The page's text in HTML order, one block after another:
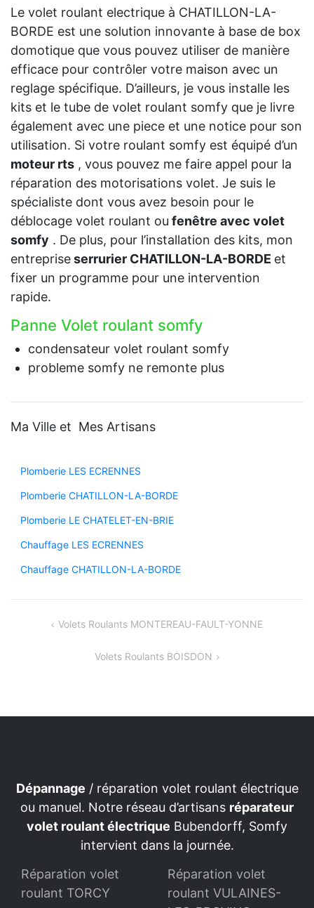
Le volet roulant electrique à CHATILLON-LA-
BORDE est une solution innovante à base de box
domotique que vous pouvez utiliser de manière
efficace pour contrôler votre maison avec un
reglage spécifique. D’ailleurs, je vous installe les
kits et le tube de volet roulant somfy que je livre
également avec une piece et une notice pour son
utilisation. Si votre roulant somfy est équipé d’un
moteur rts , vous pouvez me faire appel pour la
réparation des motorisations volet. Je suis le
spécialiste dont vous avez besoin pour le
déblocage volet roulant ou fenêtre avec volet
somfy . De plus, pour l’installation des kits, mon
entrepriseserrurier CHATILLON-LA-BORDE et
fixer un programme pour une intervention
rapide.
Panne Volet roulant somfy
condensateur volet roulant somfy
probleme somfy ne remonte plus
Ma Ville et Mes Artisans
Plomberie LES ECRENNES
Plomberie CHATILLON-LA-BORDE
Plomberie LE CHATELET-EN-BRIE
Chauffage LES ECRENNES
Chauffage CHATILLON-LA-BORDE
NavigationVolets Roulants MONTEREAU-FAULT-YONNE
Volets Roulants BOISDON
Dépannage / réparation volet roulant électrique
ou manuel. Notre réseau d’artisans réparateur
volet roulant électrique Bubendorff, Somfy
intervient dans la journée.
Réparation volet
roulant TORCY
Réparation volet
roulant VULAINES-